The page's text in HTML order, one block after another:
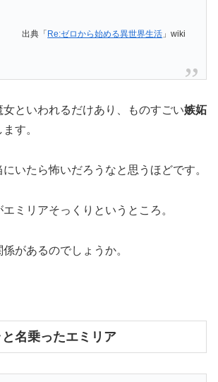
出典「 Re:ゼロから始める異世界生活 」wiki
といわれるだけあり、ものすごい嫉妬
す。
いたら怖いだろうなと思うほどです。
ミリアそっくりというところ。
があるのでしょうか。
名乗ったエミリア